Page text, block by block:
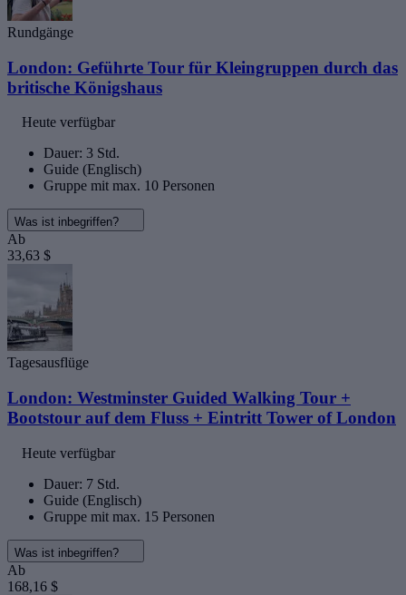
Rundgänge
London: Geführte Tour für Kleingruppen durch das
britische Königshaus
Heute verfügbar
Dauer: 3 Std.
Guide (Englisch)
Gruppe mit max. 10 Personen
Was ist inbegriffen?
Ab
33,63 $
Tagesausflüge
London: Westminster Guided Walking Tour +
Bootstour auf dem Fluss + Eintritt Tower of London
Heute verfügbar
Dauer: 7 Std.
Guide (Englisch)
Gruppe mit max. 15 Personen
Was ist inbegriffen?
Ab
168,16 $